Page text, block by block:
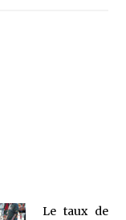
Le taux de